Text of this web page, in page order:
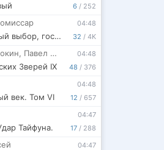
6 / 252
32 / 4K
04:48
Bleach: Отличный выбор, госпожа Айзен
48 / 376
04:48
, Павел Шимуро
Зверей IX
12 / 657
04:48
век. Том VI
17 / 288
04:47
Тайфуна.
04:47